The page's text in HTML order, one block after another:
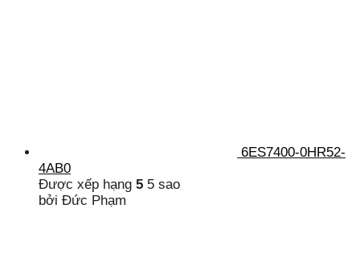
6ES7400-0HR52-
4AB0
Được xếp hạng 5 5 sao
bởi Đức Phạm